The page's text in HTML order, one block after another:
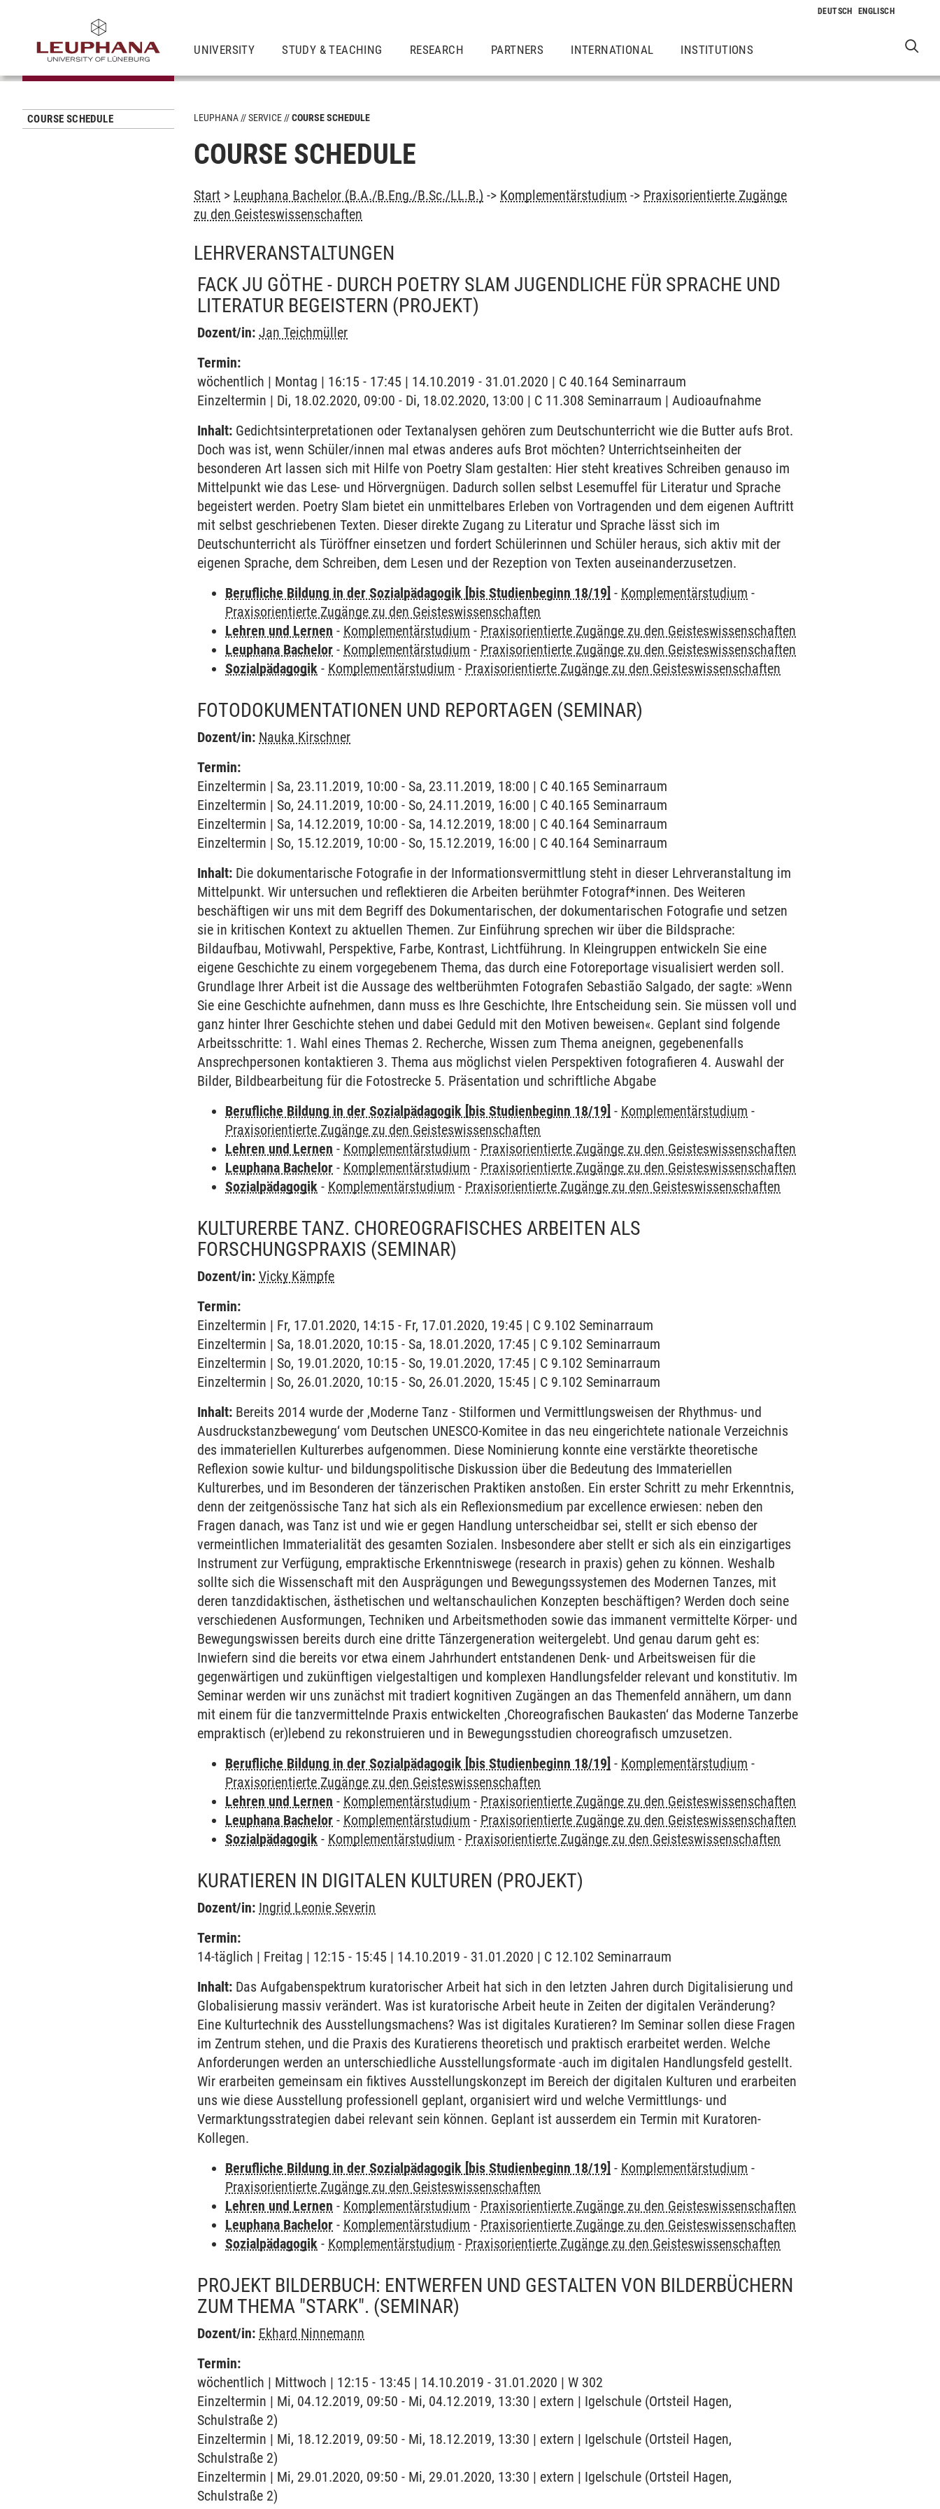
UNIVERSITY STUDY & TEACHING RESEARCH PARTNERS INTERNATIONAL INSTITUTIONS
COURSE SCHEDULE LEUPHANA SERVICE COURSE SCHEDULE
COURSE SCHEDULE
Start > Leuphana Bachelor (B.A./B.Eng./B.Sc./LL.B.) -> Komplementärstudium -> Praxisorientierte Zugänge
zu den Geisteswissenschaften
LEHRVERANSTALTUNGEN
FACK JU GÖTHE - DURCH POETRY SLAM JUGENDLICHE FÜR SPRACHE UND
LITERATUR BEGEISTERN (PROJEKT)
Dozent/in: Jan Teichmüller
Termin:
wöchentlich | Montag | 16:15 - 17:45 | 14.10.2019 - 31.01.2020 | C 40.164 Seminarraum
Einzeltermin | Di, 18.02.2020, 09:00 - Di, 18.02.2020, 13:00 | C 11.308 Seminarraum | Audioaufnahme
Inhalt: Gedichtsinterpretationen oder Textanalysen gehören zum Deutschunterricht wie die Butter aufs Brot.
Doch was ist, wenn Schüler/innen mal etwas anderes aufs Brot möchten? Unterrichtseinheiten der
besonderen Art lassen sich mit Hilfe von Poetry Slam gestalten: Hier steht kreatives Schreiben genauso im
Mittelpunkt wie das Lese- und Hörvergnügen. Dadurch sollen selbst Lesemuffel für Literatur und Sprache
begeistert werden. Poetry Slam bietet ein unmittelbares Erleben von Vortragenden und dem eigenen Auftritt
mit selbst geschriebenen Texten. Dieser direkte Zugang zu Literatur und Sprache lässt sich im
Deutschunterricht als Türöffner einsetzen und fordert Schülerinnen und Schüler heraus, sich aktiv mit der
eigenen Sprache, dem Schreiben, dem Lesen und der Rezeption von Texten auseinanderzusetzen.
Berufliche Bildung in der Sozialpädagogik [bis Studienbeginn 18/19] - Komplementärstudium -
Praxisorientierte Zugänge zu den Geisteswissenschaften
Lehren und Lernen - Komplementärstudium - Praxisorientierte Zugänge zu den Geisteswissenschaften
Leuphana Bachelor - Komplementärstudium - Praxisorientierte Zugänge zu den Geisteswissenschaften
Sozialpädagogik - Komplementärstudium - Praxisorientierte Zugänge zu den Geisteswissenschaften
FOTODOKUMENTATIONEN UND REPORTAGEN (SEMINAR)
Dozent/in: Nauka Kirschner
Termin:
Einzeltermin | Sa, 23.11.2019, 10:00 - Sa, 23.11.2019, 18:00 | C 40.165 Seminarraum
Einzeltermin | So, 24.11.2019, 10:00 - So, 24.11.2019, 16:00 | C 40.165 Seminarraum
Einzeltermin | Sa, 14.12.2019, 10:00 - Sa, 14.12.2019, 18:00 | C 40.164 Seminarraum
Einzeltermin | So, 15.12.2019, 10:00 - So, 15.12.2019, 16:00 | C 40.164 Seminarraum
Inhalt: Die dokumentarische Fotografie in der Informationsvermittlung steht in dieser Lehrveranstaltung im
Mittelpunkt. Wir untersuchen und reflektieren die Arbeiten berühmter Fotograf*innen. Des Weiteren
beschäftigen wir uns mit dem Begriff des Dokumentarischen, der dokumentarischen Fotografie und setzen
sie in kritischen Kontext zu aktuellen Themen. Zur Einführung sprechen wir über die Bildsprache:
Bildaufbau, Motivwahl, Perspektive, Farbe, Kontrast, Lichtführung. In Kleingruppen entwickeln Sie eine
eigene Geschichte zu einem vorgegebenem Thema, das durch eine Fotoreportage visualisiert werden soll.
Grundlage Ihrer Arbeit ist die Aussage des weltberühmten Fotografen Sebastião Salgado, der sagte: »Wenn
Sie eine Geschichte aufnehmen, dann muss es Ihre Geschichte, Ihre Entscheidung sein. Sie müssen voll und
ganz hinter Ihrer Geschichte stehen und dabei Geduld mit den Motiven beweisen«. Geplant sind folgende
Arbeitsschritte: 1. Wahl eines Themas 2. Recherche, Wissen zum Thema aneignen, gegebenenfalls
Ansprechpersonen kontaktieren 3. Thema aus möglichst vielen Perspektiven fotografieren 4. Auswahl der
Bilder, Bildbearbeitung für die Fotostrecke 5. Präsentation und schriftliche Abgabe
Berufliche Bildung in der Sozialpädagogik [bis Studienbeginn 18/19] - Komplementärstudium -
Praxisorientierte Zugänge zu den Geisteswissenschaften
Lehren und Lernen - Komplementärstudium - Praxisorientierte Zugänge zu den Geisteswissenschaften
Leuphana Bachelor - Komplementärstudium - Praxisorientierte Zugänge zu den Geisteswissenschaften
Sozialpädagogik - Komplementärstudium - Praxisorientierte Zugänge zu den Geisteswissenschaften
KULTURERBE TANZ. CHOREOGRAFISCHES ARBEITEN ALS
FORSCHUNGSPRAXIS (SEMINAR)
Dozent/in: Vicky Kämpfe
Termin:
Einzeltermin | Fr, 17.01.2020, 14:15 - Fr, 17.01.2020, 19:45 | C 9.102 Seminarraum
Einzeltermin | Sa, 18.01.2020, 10:15 - Sa, 18.01.2020, 17:45 | C 9.102 Seminarraum
Einzeltermin | So, 19.01.2020, 10:15 - So, 19.01.2020, 17:45 | C 9.102 Seminarraum
Einzeltermin | So, 26.01.2020, 10:15 - So, 26.01.2020, 15:45 | C 9.102 Seminarraum
Inhalt: Bereits 2014 wurde der ‚Moderne Tanz - Stilformen und Vermittlungsweisen der Rhythmus- und
Ausdruckstanzbewegung‘ vom Deutschen UNESCO-Komitee in das neu eingerichtete nationale Verzeichnis
des immateriellen Kulturerbes aufgenommen. Diese Nominierung konnte eine verstärkte theoretische
Reflexion sowie kultur- und bildungspolitische Diskussion über die Bedeutung des Immateriellen
Kulturerbes, und im Besonderen der tänzerischen Praktiken anstoßen. Ein erster Schritt zu mehr Erkenntnis,
denn der zeitgenössische Tanz hat sich als ein Reflexionsmedium par excellence erwiesen: neben den
Fragen danach, was Tanz ist und wie er gegen Handlung unterscheidbar sei, stellt er sich ebenso der
vermeintlichen Immaterialität des gesamten Sozialen. Insbesondere aber stellt er sich als ein einzigartiges
Instrument zur Verfügung, empraktische Erkenntniswege (research in praxis) gehen zu können. Weshalb
sollte sich die Wissenschaft mit den Ausprägungen und Bewegungssystemen des Modernen Tanzes, mit
deren tanzdidaktischen, ästhetischen und weltanschaulichen Konzepten beschäftigen? Werden doch seine
verschiedenen Ausformungen, Techniken und Arbeitsmethoden sowie das immanent vermittelte Körper- und
Bewegungswissen bereits durch eine dritte Tänzergeneration weitergelebt. Und genau darum geht es:
Inwiefern sind die bereits vor etwa einem Jahrhundert entstandenen Denk- und Arbeitsweisen für die
gegenwärtigen und zukünftigen vielgestaltigen und komplexen Handlungsfelder relevant und konstitutiv. Im
Seminar werden wir uns zunächst mit tradiert kognitiven Zugängen an das Themenfeld annähern, um dann
mit einem für die tanzvermittelnde Praxis entwickelten ‚Choreografischen Baukasten‘ das Moderne Tanzerbe
empraktisch (er)lebend zu rekonstruieren und in Bewegungsstudien choreografisch umzusetzen.
Berufliche Bildung in der Sozialpädagogik [bis Studienbeginn 18/19] - Komplementärstudium -
Praxisorientierte Zugänge zu den Geisteswissenschaften
Lehren und Lernen - Komplementärstudium - Praxisorientierte Zugänge zu den Geisteswissenschaften
Leuphana Bachelor - Komplementärstudium - Praxisorientierte Zugänge zu den Geisteswissenschaften
Sozialpädagogik - Komplementärstudium - Praxisorientierte Zugänge zu den Geisteswissenschaften
KURATIEREN IN DIGITALEN KULTUREN (PROJEKT)
Dozent/in: Ingrid Leonie Severin
Termin:
14-täglich | Freitag | 12:15 - 15:45 | 14.10.2019 - 31.01.2020 | C 12.102 Seminarraum
Inhalt: Das Aufgabenspektrum kuratorischer Arbeit hat sich in den letzten Jahren durch Digitalisierung und
Globalisierung massiv verändert. Was ist kuratorische Arbeit heute in Zeiten der digitalen Veränderung?
Eine Kulturtechnik des Ausstellungsmachens? Was ist digitales Kuratieren? Im Seminar sollen diese Fragen
im Zentrum stehen, und die Praxis des Kuratierens theoretisch und praktisch erarbeitet werden. Welche
Anforderungen werden an unterschiedliche Ausstellungsformate -auch im digitalen Handlungsfeld gestellt.
Wir erarbeiten gemeinsam ein fiktives Ausstellungskonzept im Bereich der digitalen Kulturen und erarbeiten
uns wie diese Ausstellung professionell geplant, organisiert wird und welche Vermittlungs- und
Vermarktungsstrategien dabei relevant sein können. Geplant ist ausserdem ein Termin mit Kuratoren-
Kollegen.
Berufliche Bildung in der Sozialpädagogik [bis Studienbeginn 18/19] - Komplementärstudium -
Praxisorientierte Zugänge zu den Geisteswissenschaften
Lehren und Lernen - Komplementärstudium - Praxisorientierte Zugänge zu den Geisteswissenschaften
Leuphana Bachelor - Komplementärstudium - Praxisorientierte Zugänge zu den Geisteswissenschaften
Sozialpädagogik - Komplementärstudium - Praxisorientierte Zugänge zu den Geisteswissenschaften
PROJEKT BILDERBUCH: ENTWERFEN UND GESTALTEN VON BILDERBÜCHERN
ZUM THEMA "STARK". (SEMINAR)
Dozent/in: Ekhard Ninnemann
Termin:
wöchentlich | Mittwoch | 12:15 - 13:45 | 14.10.2019 - 31.01.2020 | W 302
Einzeltermin | Mi, 04.12.2019, 09:50 - Mi, 04.12.2019, 13:30 | extern | Igelschule (Ortsteil Hagen,
Schulstraße 2)
Einzeltermin | Mi, 18.12.2019, 09:50 - Mi, 18.12.2019, 13:30 | extern | Igelschule (Ortsteil Hagen,
Schulstraße 2)
Einzeltermin | Mi, 29.01.2020, 09:50 - Mi, 29.01.2020, 13:30 | extern | Igelschule (Ortsteil Hagen,
Schulstraße 2)